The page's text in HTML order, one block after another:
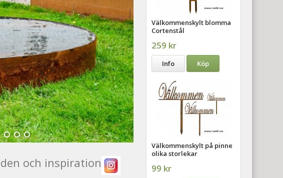
Välkommenskylt blomma
Cortenstål
259 kr
Info Köp
Välkommenskylt på pinne
olika storlekar
99 kr
och inspiration